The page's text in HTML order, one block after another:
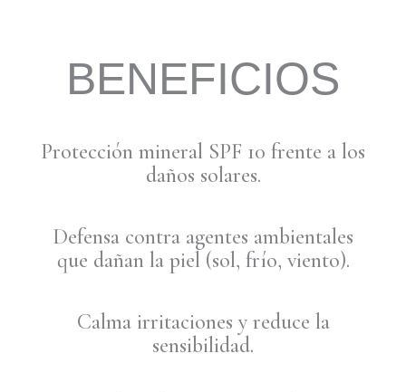
BENEFICIOS
Protección mineral SPF 10 frente a los
daños solares.
Defensa contra agentes ambientales
que dañan la piel (sol, frío, viento).
Calma irritaciones y reduce la
sensibilidad.